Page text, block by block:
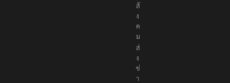
สั
ง
ค
ม
ส่
ง
ข่
า